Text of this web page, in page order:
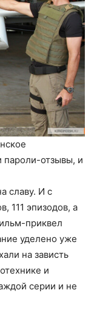
пароли-отзывы, и
славу. И с
111 эпизодов, а
приквел
уделено уже
на зависть
и
серии и не